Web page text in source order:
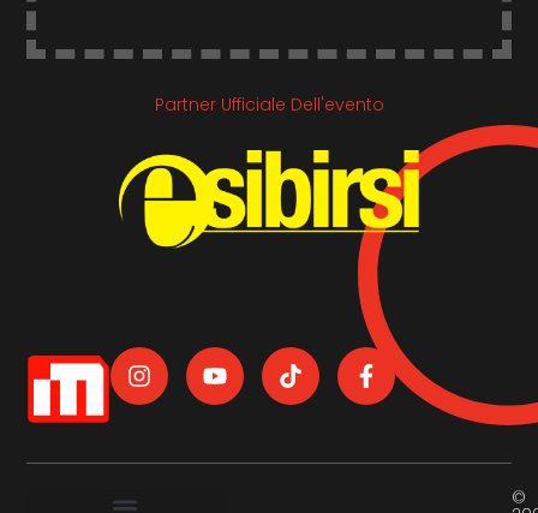
Partner Ufficiale Dell'evento
©